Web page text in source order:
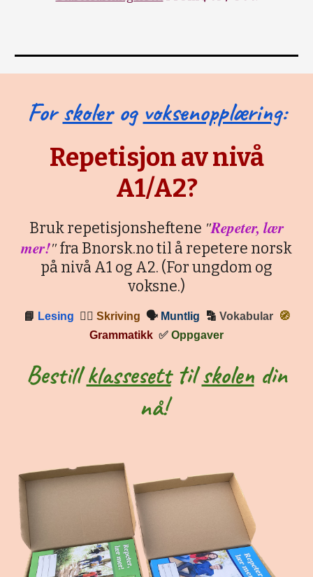
Forskolerog voksenopplæring:
Repetisjon av nivå
A1/A2?
Bruk repetisjonsheftene "Repeter, lær
mer!"fra Bnorsk.no til å repetere norsk
på nivå A1 og A2. (For ungdom og
voksne.)
📘 Lesing ✍🏼 Skriving 🗣 Muntlig 🔡 Vokabular
🧭
Grammatikk ✅ Oppgaver
Bestillklassesetttilskolendin
nå!